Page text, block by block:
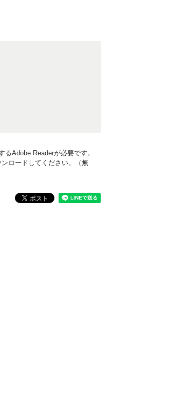
Adobe Readerが必要です。
ロードしてください。（無